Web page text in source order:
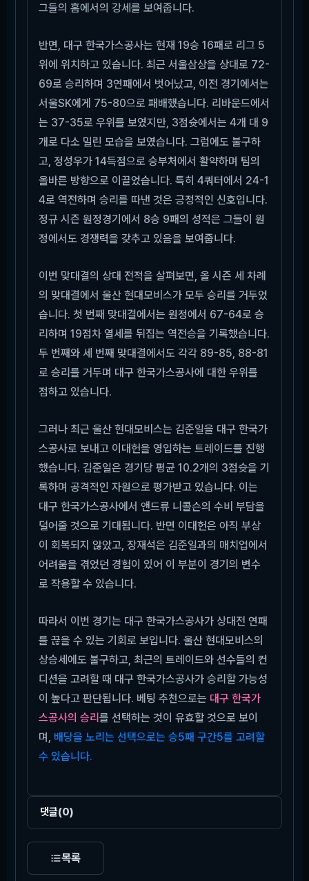
그들의 홈에서의 강세를 보여줍니다.
반면, 대구 한국가스공사는 현재 19승 16패로 리그 5
위에 위치하고 있습니다. 최근 서울삼상을 상대로 72-
69로 승리하며 3연패에서 벗어났고, 이전 경기에서는
서울SK에게 75-80으로 패배했습니다. 리바운드에서
는 37-35로 우위를 보였지만, 3점슛에서는 4개 대 9
개로 다소 밀린 모습을 보였습니다. 그럼에도 불구하
고, 정성우가 14득점으로 승부처에서 활약하며 팀의
올바른 방향으로 이끌었습니다. 특히 4쿼터에서 24-1
4로 역전하며 승리를 따낸 것은 긍정적인 신호입니다.
정규 시즌 원정경기에서 8승 9패의 성적은 그들이 원
정에서도 경쟁력을 갖추고 있음을 보여줍니다.
이번 맞대결의 상대 전적을 살펴보면, 올 시즌 세 차례
의 맞대결에서 울산 현대모비스가 모두 승리를 거두었
습니다. 첫 번째 맞대결에서는 원정에서 67-64로 승
리하며 19점차 열세를 뒤집는 역전승을 기록했습니다.
두 번째와 세 번째 맞대결에서도 각각 89-85, 88-81
로 승리를 거두며 대구 한국가스공사에 대한 우위를
점하고 있습니다.
그러나 최근 울산 현대모비스는 김준일을 대구 한국가
스공사로 보내고 이대헌을 영입하는 트레이드를 진행
했습니다. 김준일은 경기당 평균 10.2개의 3점슛을 기
록하며 공격적인 자원으로 평가받고 있습니다. 이는
대구 한국가스공사에서 앤드류 니콜슨의 수비 부담을
덜어줄 것으로 기대됩니다. 반면 이대헌은 아직 부상
이 회복되지 않았고, 장재석은 김준일과의 매치업에서
어려움을 겪었던 경험이 있어 이 부분이 경기의 변수
로 작용할 수 있습니다.
따라서 이번 경기는 대구 한국가스공사가 상대전 연패
를 끊을 수 있는 기회로 보입니다. 울산 현대모비스의
상승세에도 불구하고, 최근의 트레이드와 선수들의 컨
디션을 고려할 때 대구 한국가스공사가 승리할 가능성
이 높다고 판단됩니다. 베팅 추천으로는 대구 한국가
스공사의 승리를 선택하는 것이 유효할 것으로 보이
며, 배당을 노리는 선택으로는 승5패 구간5를 고려할
수 있습니다.
댓글(0)
목록